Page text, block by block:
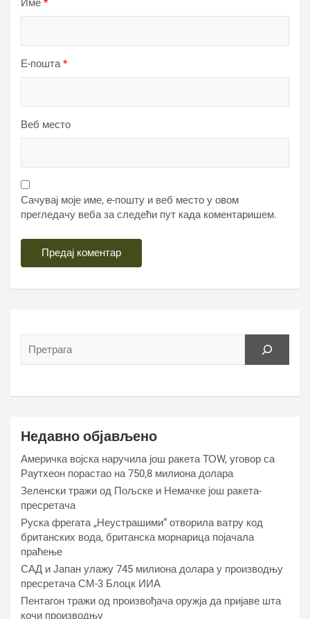
Име *
Е-пошта*
Веб место
Сачувај моје име, е-пошту и веб место у овом
прегледачу веба за следећи пут када коментаришем.
Недавно објављено
Америчка војска наручила још ракета ТОW, уговор са
Раyтхеон порастао на 750,8 милиона долара
Зеленски тражи од Пољске и Немачке још ракета-
пресретача
Руска фрегата „Неустрашими“ отворила ватру код
британских вода, британска морнарица појачала
праћење
САД и Јапан улажу 745 милиона долара у производњу
пресретача СМ-3 Блоцк ИИА
Пентагон тражи од произвођача оружја да пријаве шта
кочи производњу